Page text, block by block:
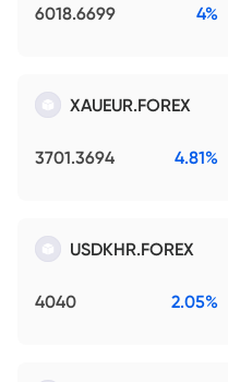
6018.6699 4%
XAUEUR.FOREX
3701.3694 4.81%
USDKHR.FOREX
4040 2.05%